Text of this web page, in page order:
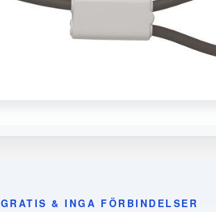
GRATIS & INGA FÖRBINDELSER